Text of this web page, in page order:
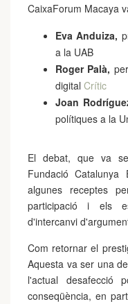
CaixaForum Macaya
Eva Anduiza,
a la UAB
Roger Palà,
digital Crític
Joan
polítiques a la
El debat, que va
Fundació Catalunya
algunes receptes
participació i els
d'intercanvi
Com retornar el
Aquesta va ser una
l'actual desafecció
conseqüència, en